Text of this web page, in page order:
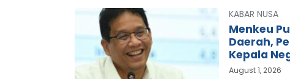
KABAR NUSA
Menkeu
Daerah,
Kepala
August 1, 2026